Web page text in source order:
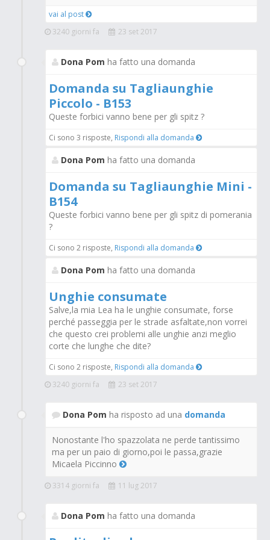
vai al post
3240 giorni fa
23 set 2017
Dona Pom ha fatto una domanda
Domanda su Tagliaunghie
Piccolo - B153
Queste forbici vanno bene per gli spitz ?
Ci sono 3 risposte, Rispondi alla domanda
Dona Pom ha fatto una domanda
Domanda su Tagliaunghie Mini -
B154
Queste forbici vanno bene per gli spitz di pomerania
?
Ci sono 2 risposte, Rispondi alla domanda
Dona Pom ha fatto una domanda
Unghie consumate
Salve,la mia Lea ha le unghie consumate, forse
perché passeggia per le strade asfaltate,non vorrei
che questo crei problemi alle unghie anzi meglio
corte che lunghe che dite?
Ci sono 2 risposte, Rispondi alla domanda
3240 giorni fa
23 set 2017
Dona Pom ha risposto ad una domanda
Nonostante l'ho spazzolata ne perde tantissimo
ma per un paio di giorno,poi le passa,grazie
Micaela Piccinno
3314 giorni fa 11 lug 2017
Dona Pom ha fatto una domanda